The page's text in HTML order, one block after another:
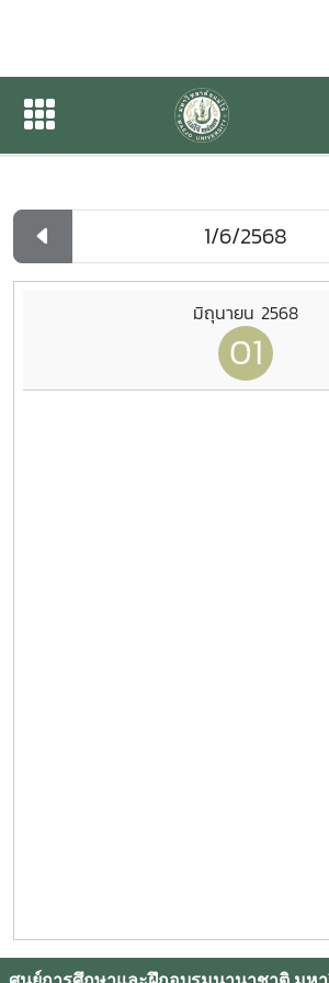
ปฏิทินกิจกรรมของหน่
ปฏิทินกิจกรรมของหน่วยงาน
มิถุนายน 2568
01